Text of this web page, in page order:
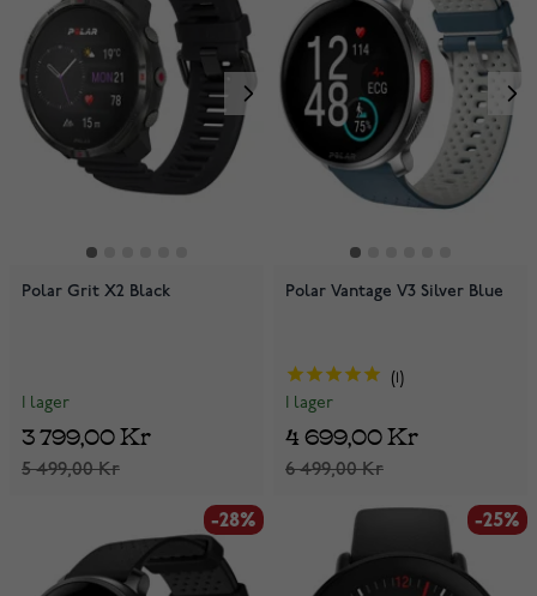
Polar Grit X2 Black
I lager
5 499,00 Kr
3 799,00 Kr
Polar Vantage V3 Silver Blue
I lager
6 499,00 Kr
4 699,00 Kr
-28% -25%